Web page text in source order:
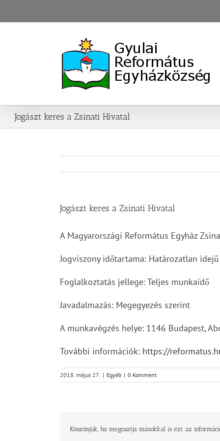
to
Jogászt keres a Zsinati Hivatal
Jogászt keres a Zsinati Hivatal
A Magyarországi Református Egyház
Jogviszony időtartama: Határozatlan
Foglalkoztatás jellege: Teljes munkaidő
Javadalmazás: Megegyezés szerint
A munkavégzés helye: 1146 Budapest,
További információk: https://
2018. május 27. | Egyéb | 0 Komment
Köszönjük, ha megosztja másokkal is ezt az